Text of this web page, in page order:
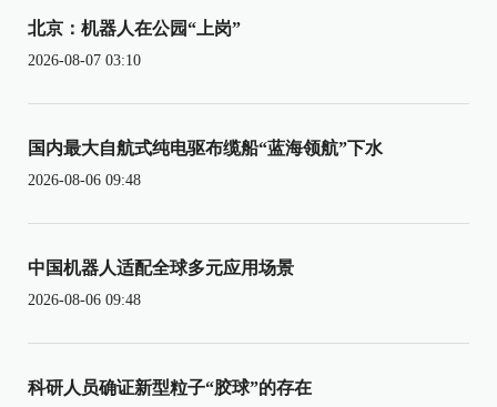
北京：机器人在公园“上岗”
2026-08-07 03:10
国内最大自航式纯电驱布缆船“蓝海领航”下水
2026-08-06 09:48
中国机器人适配全球多元应用场景
2026-08-06 09:48
科研人员确证新型粒子“胶球”的存在